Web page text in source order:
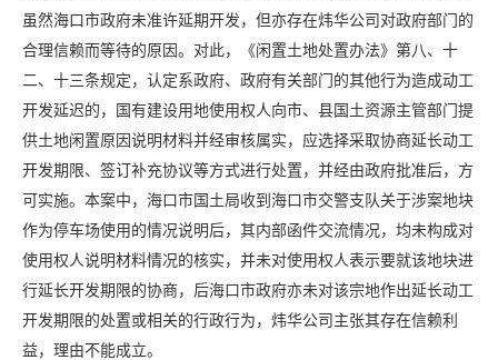
虽然海口市政府未准许延期开发，但亦存在炜华公司对政府部门的
合理信赖而等待的原因。对此，《闲置土地处置办法》第八、十
二、十三条规定，认定系政府、政府有关部门的其他行为造成动工
开发延迟的，国有建设用地使用权人向市、县国土资源主管部门提
供土地闲置原因说明材料并经审核属实，应选择采取协商延长动工
开发期限、签订补充协议等方式进行处置，并经由政府批准后，方
可实施。本案中，海口市国土局收到海口市交警支队关于涉案地块
作为停车场使用的情况说明后，其内部函件交流情况，均未构成对
使用权人说明材料情况的核实，并未对使用权人表示要就该地块进
行延长开发期限的协商，后海口市政府亦未对该宗地作出延长动工
开发期限的处置或相关的行政行为，炜华公司主张其存在信赖利
益，理由不能成立。